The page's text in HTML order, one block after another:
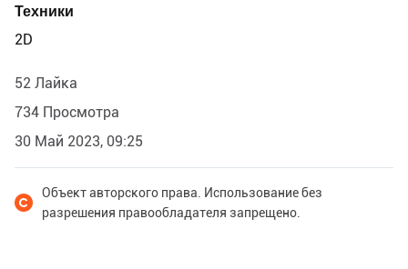
Техники
2D
52 Лайка
734 Просмотра
30 Май 2023, 09:25
Объект авторского права. Использование без
разрешения правообладателя запрещено.